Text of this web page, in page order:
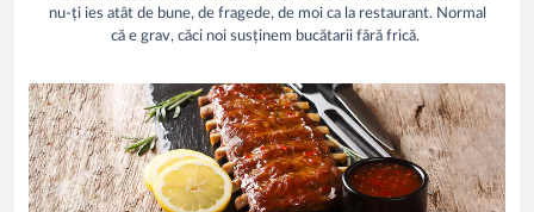
nu-ți ies atât de bune, de fragede, de moi ca la restaurant. Normal
că e grav, căci noi susținem bucătarii fără frică.